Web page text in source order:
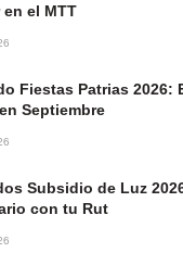
el MTT
Fiestas Patrias 2026:
Septiembre
Subsidio de Luz
con tu Rut